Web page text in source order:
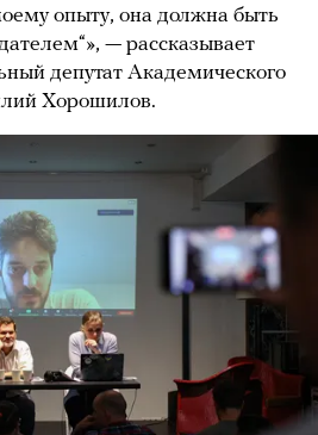
опыту, она должна быть
— рассказывает
депутат Академического
Хорошилов.